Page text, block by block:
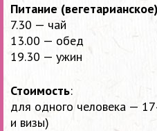
Питание
7.30 — чай
13.00 — обед
19.30 — ужин
Стоимость:
для одного человека —
и визы)